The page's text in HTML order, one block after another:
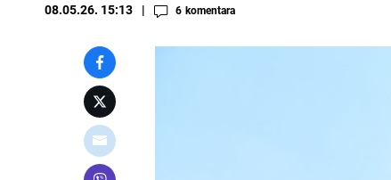
08.05.26. 15:13 6 komentara